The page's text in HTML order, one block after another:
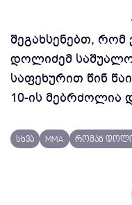
შეგახსენებთ,
დოლიძემ
საფეხურით წინ
10-ის მებრძოლია
სხვა MMA რომან